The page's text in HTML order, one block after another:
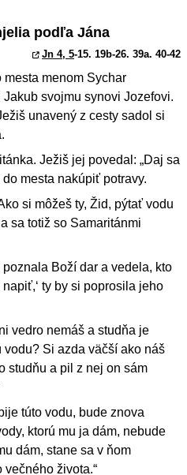
podľa Jána
Jn 4, 5-15. 19b-26. 39a. 40-42
menom Sychar
svojmu synovi Jozefovi.
unavený z cesty sadol si
Ježiš jej povedal: „Daj sa
mesta nakúpiť potravy.
si môžeš ty, Žid, pýtať vodu
sa totiž so Samaritánmi
Boží dar a vedela, kto
ty by si poprosila jeho
vedro nemáš a studňa je
Si azda väčší ako náš
studňu a pil z nej on sám
túto vodu, bude znova
ktorú mu ja dám, nebude
dám, stane sa v ňom
života.“